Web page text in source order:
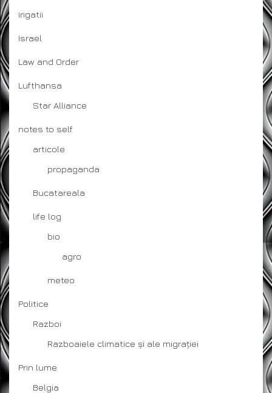
irigatii
Israel
Law and Order
Lufthansa
Star Alliance
notes to self
articole
propaganda
Bucatareala
life log
bio
agro
meteo
Politice
Razboi
Razboaiele climatice și ale migrației
Prin lume
Belgia